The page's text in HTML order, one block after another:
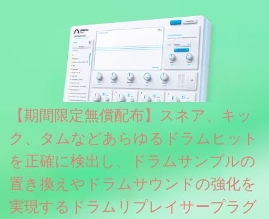
えるようになっています。総容量も7GBを超えます。複数の設定に
より音色が作りこまれているため、あらかじめアルペジオがプロ
グラムされているプリセットも多いですが、アルペジオを切るこ
とももちろんできます。 ほとんどのシンセライブラリは、音を一
度サンプリングしてベロシティで音量を調整します。 しかし、
ELYSIONは違います。ビンテージシンセを含む様々な音源から、
複数のベロシティレイヤーにわたって録音し、各レイヤーを整形
することで、弱く演奏した場合と強く演奏した場合で、全く異な
る音色が得られます。単に音量を変えただけの同じ音ではありま
せん。
【期間限定無償配布】スネア、キッ
ク、タムなどあらゆるドラムヒット
を正確に検出し、ドラムサンプルの
置き換えやドラムサウンドの強化を
実現するドラムリプレイサープラグ